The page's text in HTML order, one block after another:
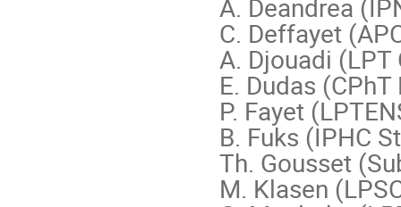
C. Deffayet
A. Djouadi (LPT
E. Dudas
P. Fayet
B. Fuks (IPHC
Th. Gousset
M. Klasen